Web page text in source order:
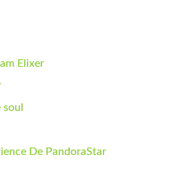
Elixer
De PandoraStar